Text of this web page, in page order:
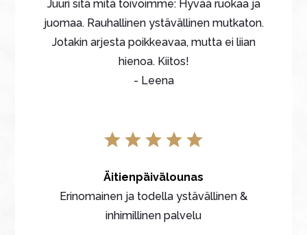
Juuri sitä mitä toivoimme: Hyvää ruokaa ja
juomaa. Rauhallinen ystävällinen mutkaton.
Jotakin arjesta poikkeavaa, mutta ei liian
hienoa. Kiitos!
- Leena
Äitienpäivälounas
Erinomainen ja todella ystävällinen &
inhimillinen palvelu